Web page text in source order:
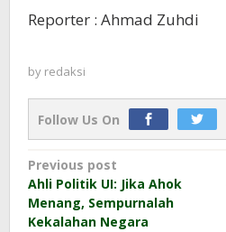
Reporter : Ahmad Zuhdi
by redaksi
Follow Us On
Post
navigation
Previous post
Ahli Politik UI: Jika Ahok
Menang, Sempurnalah
Kekalahan Negara